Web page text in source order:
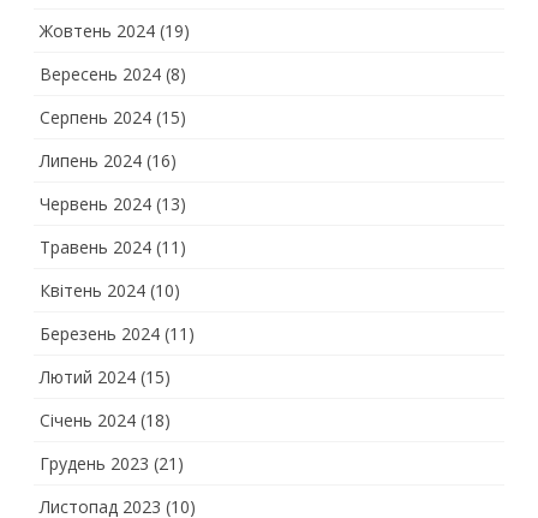
Жовтень 2024 (19)
Вересень 2024 (8)
Серпень 2024 (15)
Липень 2024 (16)
Червень 2024 (13)
Травень 2024 (11)
Квітень 2024 (10)
Березень 2024 (11)
Лютий 2024 (15)
Січень 2024 (18)
Грудень 2023 (21)
Листопад 2023 (10)